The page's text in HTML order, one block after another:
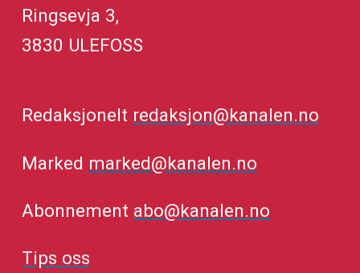
Ringsevja 3,
3830 ULEFOSS
Redaksjonelt redaksjon@kanalen.no
Marked marked@kanalen.no
Abonnement abo@kanalen.no
Tips oss